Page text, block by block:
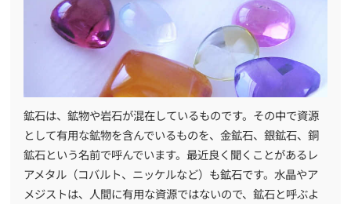
鉱石は、鉱物や岩石が混在しているものです。その中で資源
として有用な鉱物を含んでいるものを、金鉱石、銀鉱石、銅
鉱石という名前で呼んでいます。最近良く聞くことがあるレ
アメタル（コバルト、ニッケルなど）も鉱石です。水晶やア
メジストは、人間に有用な資源ではないので、鉱石と呼ぶよ